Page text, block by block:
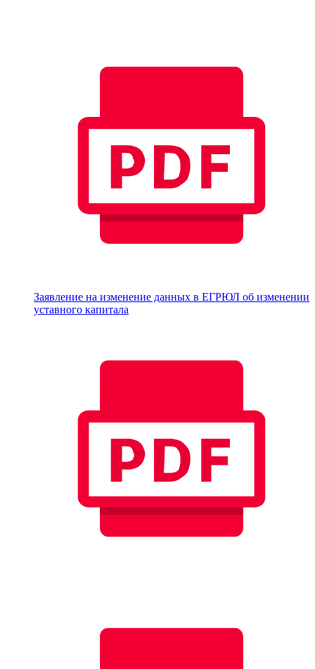
Заявление на изменение данных в ЕГРЮЛ об изменении
уставного капитала